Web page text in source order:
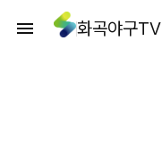
화곡야구TV